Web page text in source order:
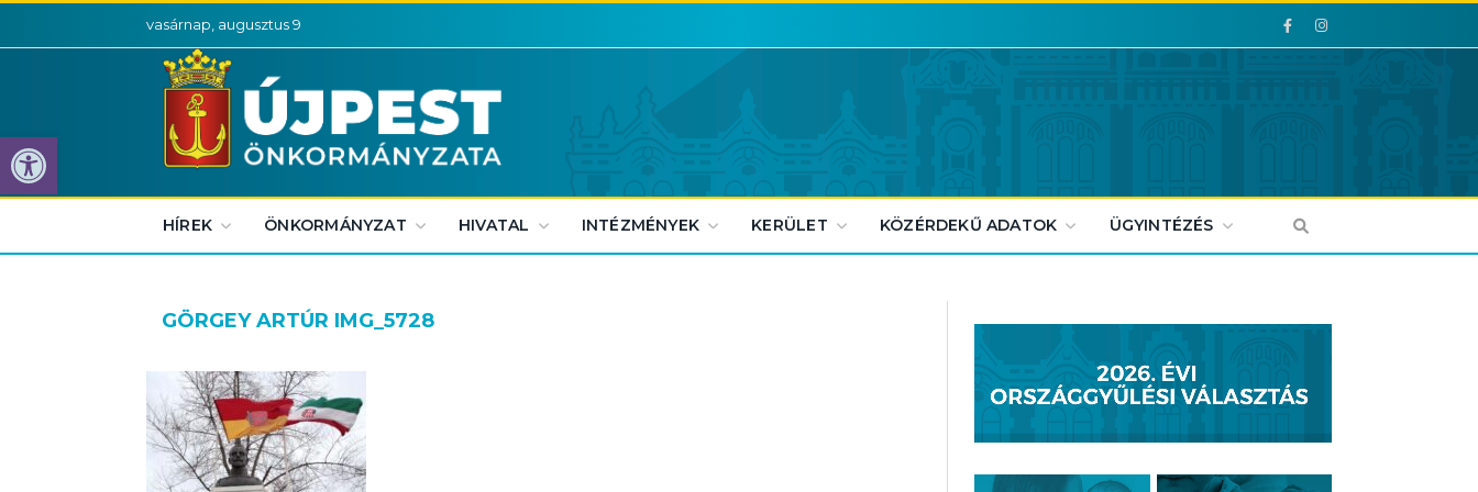
Eszköztár megnyitása
vasárnap, augusztus 9 Facebook
Facebook
HÍREK ÖNKORMÁNYZAT HIVATAL INTÉZMÉNYEK KERÜLET KÖZÉRDEKŰ ADATOK ÜGYINTÉZÉS
GÖRGEY ARTÚR IMG_5728